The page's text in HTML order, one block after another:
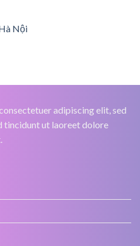
Nội
adipiscing elit, sed
tincidunt ut laoreet dolore